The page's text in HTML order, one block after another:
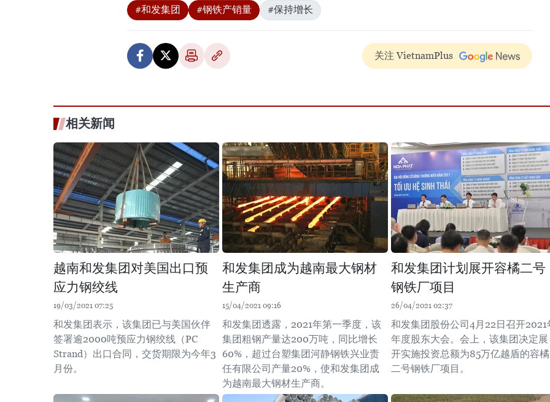
#和发集团 #钢铁产销量 #保持增长
关注 VietnamPlus
相关新闻
越南和发集团对美国出口预
应力钢绞线
19/03/2021 07:25
和发集团表示，该集团已与美国伙伴
签署逾2000吨预应力钢绞线（PC
Strand）出口合同，交货期限为今年3
月份。
和发集团成为越南最大钢材
生产商
15/04/2021 09:16
和发集团透露，2021年第一季度，该
集团粗钢产量达200万吨，同比增长
60%，超过台塑集团河静钢铁兴业责
任有限公司产量20%，使和发集团成
为越南最大钢材生产商。
和发集团计划展开容橘二号
钢铁厂项目
26/04/2021 02:37
和发集团股份公司4月22日召开2021
年度股东大会。会上，该集团决定展
开实施投资总额为85万亿越盾的容橘
二号钢铁厂项目。